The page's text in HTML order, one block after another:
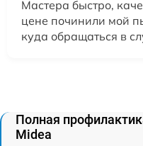
Мастера быстро,
цене починили мой
куда обращаться в
Полная
Midea